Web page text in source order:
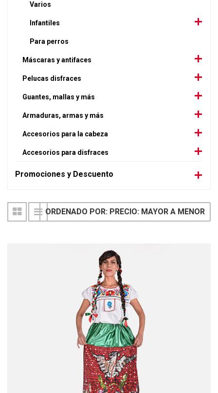
Varios
Infantiles
Para perros
Máscaras y antifaces
Pelucas disfraces
Guantes, mallas y más
Armaduras, armas y más
Accesorios para la cabeza
Accesorios para disfraces
Promociones y Descuento
ORDENADO POR: PRECIO: MAYOR A MENOR